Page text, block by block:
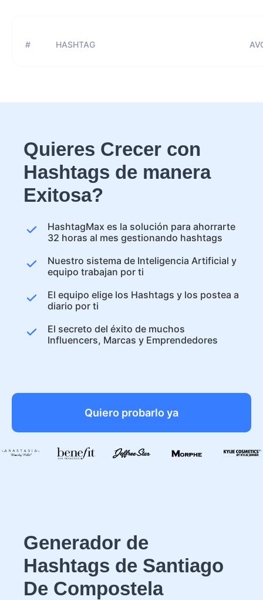
# HASHTAG
Quieres Crecer con
Hashtags de manera
Exitosa?
HashtagMax es la solución para ahorrarte
32 horas al mes gestionando hashtags
Nuestro sistema de Inteligencia Artificial y
equipo trabajan por ti
El equipo elige los Hashtags y los postea a
diario por ti
El secreto del éxito de muchos
Influencers, Marcas y Emprendedores
Quiero probarlo ya
Generador de
Hashtags de Santiago
De Compostela